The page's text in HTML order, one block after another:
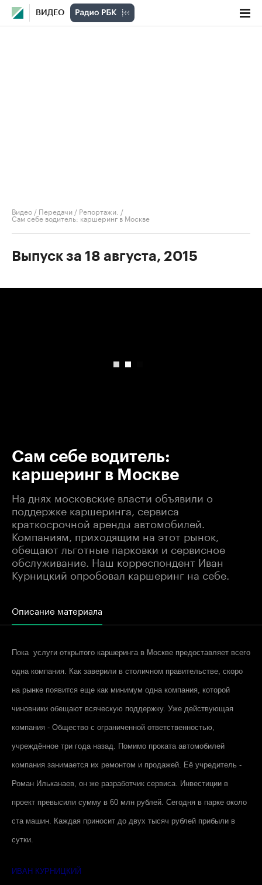
ВИДЕО
Видео / Передачи / Репортажи. /
Сам себе водитель: каршеринг в Москве
Выпуск за 18 августа, 2015
Сам себе водитель:
каршеринг в Москве
На днях московские власти объявили о
поддержке каршеринга, сервиса
краткосрочной аренды автомобилей.
Компаниям, приходящим на этот рынок,
обещают льготные парковки и сервисное
обслуживание. Наш корреспондент Иван
Курницкий опробовал каршеринг на себе.
Описание материала
Пока услуги открытого каршеринга в Москве предоставляет всего
одна компания. Как заверили в столичном правительстве, скоро
на рынке появится еще как минимум одна компания, которой
чиновники обещают всяческую поддержку. Уже действующая
компания - Общество с ограниченной ответственностью,
учреждённое три года назад. Помимо проката автомобилей
компания занимается их ремонтом и продажей. Её учредитель -
Роман Ильканаев, он же разработчик сервиса. Инвестиции в
проект превысили сумму в 60 млн рублей. Сегодня в парке около
ста машин. Каждая приносит до двух тысяч рублей прибыли в
сутки.
ИВАН КУРНИЦКИЙ